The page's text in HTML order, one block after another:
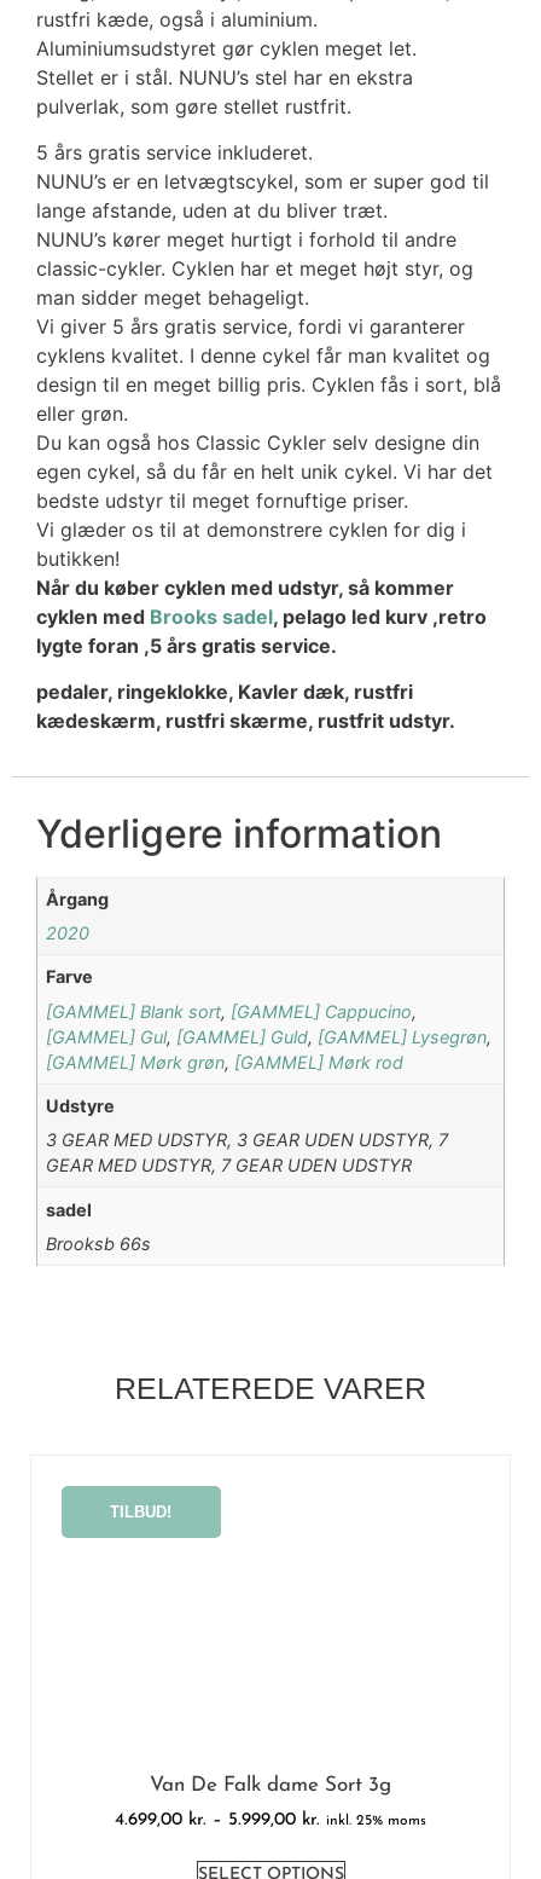
rustfri kæde, også i aluminium.
Aluminiumsudstyret gør cyklen meget let.
Stellet er i stål. NUNU’s stel har en ekstra
pulverlak, som gøre stellet rustfrit.
5 års gratis service inkluderet.
NUNU’s er en letvægtscykel, som er super god til
lange afstande, uden at du bliver træt.
NUNU’s kører meget hurtigt i forhold til andre
classic-cykler. Cyklen har et meget højt styr, og
man sidder meget behageligt.
Vi giver 5 års gratis service, fordi vi garanterer
cyklens kvalitet. I denne cykel får man kvalitet og
design til en meget billig pris. Cyklen fås i sort, blå
eller grøn.
Du kan også hos Classic Cykler selv designe din
egen cykel, så du får en helt unik cykel. Vi har det
bedste udstyr til meget fornuftige priser.
Vi glæder os til at demonstrere cyklen for dig i
butikken!
Når du køber cyklen med udstyr, så kommer
cyklen med Brooks sadel, pelago led kurv ,retro
lygte foran ,5 års gratis service.
pedaler, ringeklokke, Kavler dæk, rustfri
kædeskærm, rustfri skærme, rustfrit udstyr.
Yderligere information
Årgang
2020
Farve
[GAMMEL] Blank sort, [GAMMEL] Cappucino,
[GAMMEL] Gul, [GAMMEL] Guld, [GAMMEL] Lysegrøn,
[GAMMEL] Mørk grøn, [GAMMEL] Mørk rod
Udstyre
3 GEAR MED UDSTYR, 3 GEAR UDEN UDSTYR, 7
GEAR MED UDSTYR, 7 GEAR UDEN UDSTYR
sadel
Brooksb 66s
RELATEREDE VARER
TILBUD!
Van De Falk dame Sort 3g
4.699,00 kr. – 5.999,00 kr. inkl. 25% moms
SELECT OPTIONS